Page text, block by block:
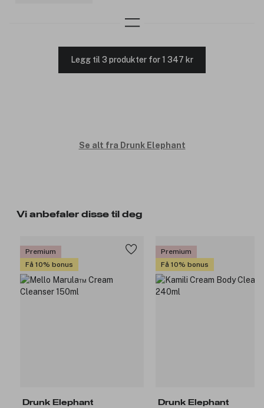
Legg til 3 produkter for 1 347 kr
Se alt fra Drunk Elephant
Vi anbefaler disse til deg
Premium
Få 10% bonus
Drunk Elephant
Premium
Få 10% bonus
Drunk Elephant